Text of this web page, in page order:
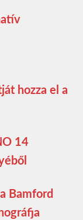
hozza el a
14
Bamford